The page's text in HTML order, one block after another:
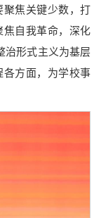
焦关键少数，打
自我革命，深化
治形式主义为基层
方面，为学校事